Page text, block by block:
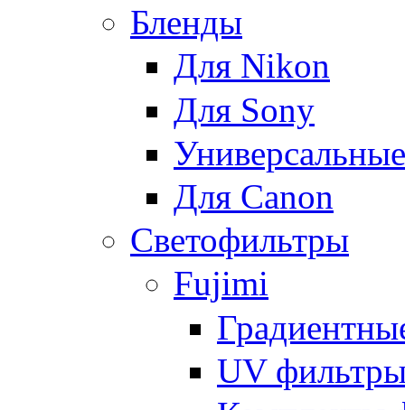
Бленды
Для Nikon
Для Sony
Универсальные
Для Canon
Светофильтры
Fujimi
UV